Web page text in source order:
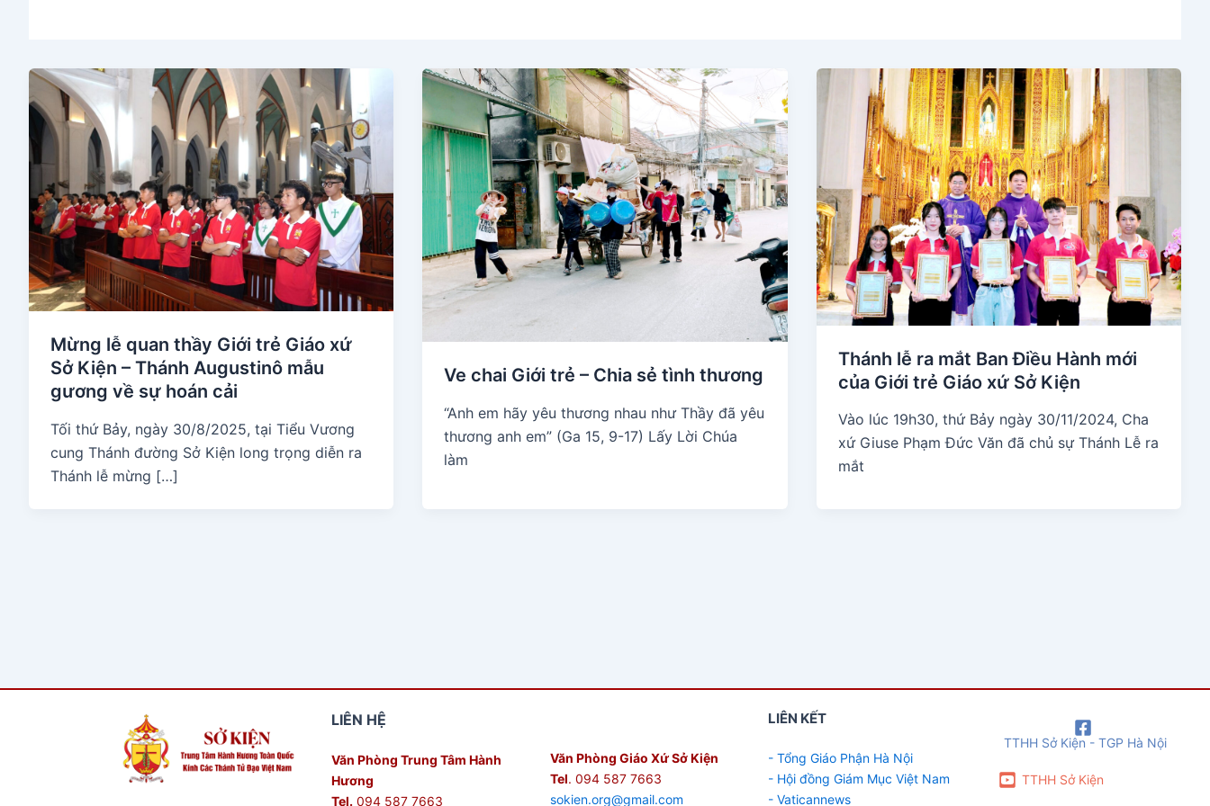
Mừng lễ quan thầy Giới trẻ Giáo xứ
Sở Kiện – Thánh Augustinô mẫu
gương về sự hoán cải
Tối thứ Bảy, ngày 30/8/2025, tại Tiểu Vương
cung Thánh đường Sở Kiện long trọng diễn ra
Thánh lễ mừng […]
Ve chai Giới trẻ – Chia sẻ tình thương
“Anh em hãy yêu thương nhau như Thầy đã yêu
thương anh em” (Ga 15, 9-17) Lấy Lời Chúa
làm
Thánh lễ ra mắt Ban Điều Hành mới
của Giới trẻ Giáo xứ Sở Kiện
Vào lúc 19h30, thứ Bảy ngày 30/11/2024, Cha
xứ Giuse Phạm Đức Văn đã chủ sự Thánh Lễ ra
mắt
LIÊN HỆ
Văn Phòng Trung Tâm Hành
Hương
Tel.094 587 7663
Văn Phòng Giáo Xứ Sở Kiện
Tel. 094 587 7663
sokien.org@gmail.com
LIÊN KẾT
- Tổng Giáo Phận Hà Nội
- Hội đồng Giám Mục Việt Nam
- Vaticannews
TTHH Sở Kiện - TGP Hà Nội
TTHH Sở Kiện